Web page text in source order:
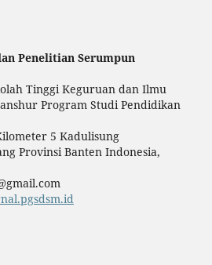
Penelitian Serumpun
Tinggi Keguruan dan Ilmu
Program Studi Pendidikan
5 Kadulisung
Provinsi Banten Indonesia,